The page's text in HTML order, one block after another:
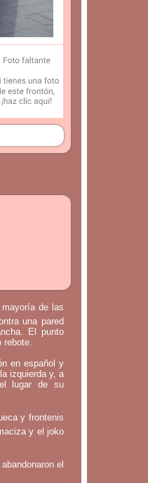
de las
una pared
El punto
rebote.
en español y
izquierda y, a
lugar de su
y frontenis
y el joko
el